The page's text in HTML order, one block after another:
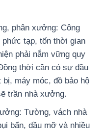
phân xưởng: Công
tạp, tốn thời gian
phải nắm vững quy
thời cần có sự đầu
máy móc, đồ bảo hộ
trần nhà xưởng.
Tường, vách nhà
bẩn, dầu mỡ và nhiều